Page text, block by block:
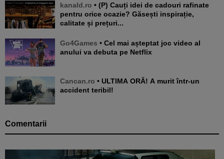
kanald.ro • (P) Cauți idei de cadouri rafinate
pentru orice ocazie? Găsești inspirație,
calitate și prețuri...
Go4Games • Cel mai așteptat joc video al
anului va debuta pe Netflix
Cancan.ro • ULTIMA ORĂ! A murit într-un
accident teribil!
Comentarii